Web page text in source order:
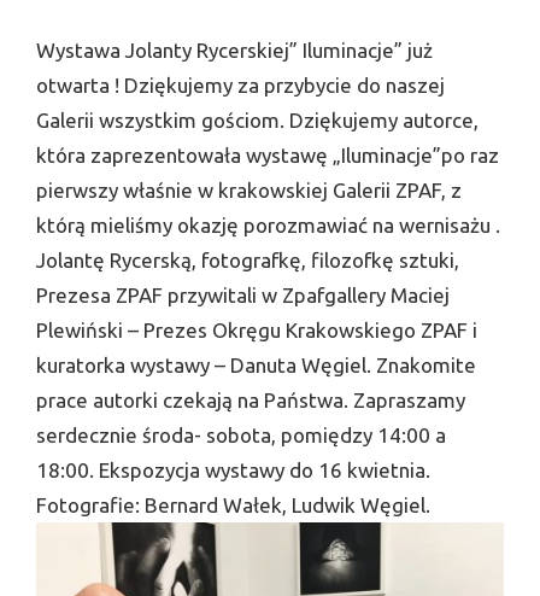
Wystawa Jolanty Rycerskiej” Iluminacje” już
otwarta ! Dziękujemy za przybycie do naszej
Galerii wszystkim gościom. Dziękujemy autorce,
która zaprezentowała wystawę „Iluminacje”po raz
pierwszy właśnie w krakowskiej Galerii ZPAF, z
którą mieliśmy okazję porozmawiać na wernisażu .
Jolantę Rycerską, fotografkę, filozofkę sztuki,
Prezesa ZPAF przywitali w Zpafgallery Maciej
Plewiński – Prezes Okręgu Krakowskiego ZPAF i
kuratorka wystawy – Danuta Węgiel. Znakomite
prace autorki czekają na Państwa. Zapraszamy
serdecznie środa- sobota, pomiędzy 14:00 a
18:00. Ekspozycja wystawy do 16 kwietnia.
Fotografie: Bernard Wałek, Ludwik Węgiel.